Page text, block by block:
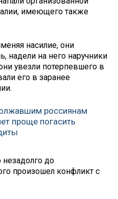
имеющего также
насилие, они
надели на него наручники
увезли потерпевшего в
его в заранее
россиянам
проще погасить
незадолго до
произошел конфликт с